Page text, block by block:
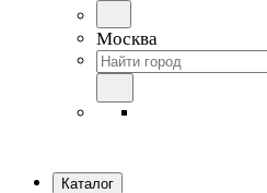
Москва
Каталог